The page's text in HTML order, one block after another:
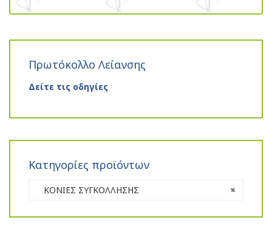
Πρωτόκολλο Λείανσης
Δείτε τις οδηγίες
Κατηγορίες προϊόντων
×
ΚΟΝΙΕΣ ΣΥΓΚΟΛΛΗΣΗΣ